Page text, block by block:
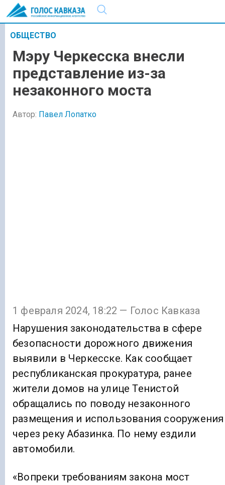
ОБЩЕСТВО
Мэру Черкесска внесли
представление из-за
незаконного моста
Автор: Павел Лопатко
1 февраля 2024, 18:22 — Голос Кавказа
Нарушения законодательства в сфере
безопасности дорожного движения
выявили в Черкесске. Как сообщает
республиканская прокуратура, ранее
жители домов на улице Тенистой
обращались по поводу незаконного
размещения и использования сооружения
через реку Абазинка. По нему ездили
автомобили.
«Вопреки требованиям закона мост